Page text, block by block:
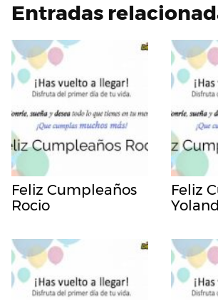
Entradas
Feliz Cumpleaños
Rocio
Feliz